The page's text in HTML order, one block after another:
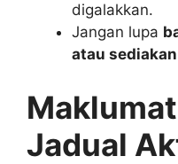
digalakkan.
Jangan lupa
atau
Jadual